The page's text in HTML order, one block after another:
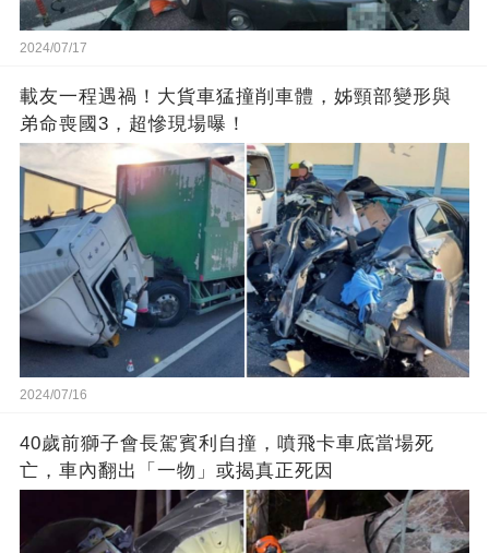
2024/07/17
載友一程遇禍！大貨車猛撞削車體，姊頸部變形與
弟命喪國3，超慘現場曝！
2024/07/16
40歲前獅子會長駕賓利自撞，噴飛卡車底當場死
亡，車內翻出「一物」或揭真正死因